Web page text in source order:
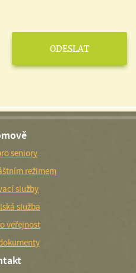
seniory
režimem
služby
služba
veřejnost